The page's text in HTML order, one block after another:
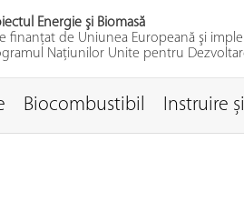
Energie şi Biomasă
finanţat de Uniunea Europeană şi
Naţiunilor Unite pentru
Biocombustibil Instruire